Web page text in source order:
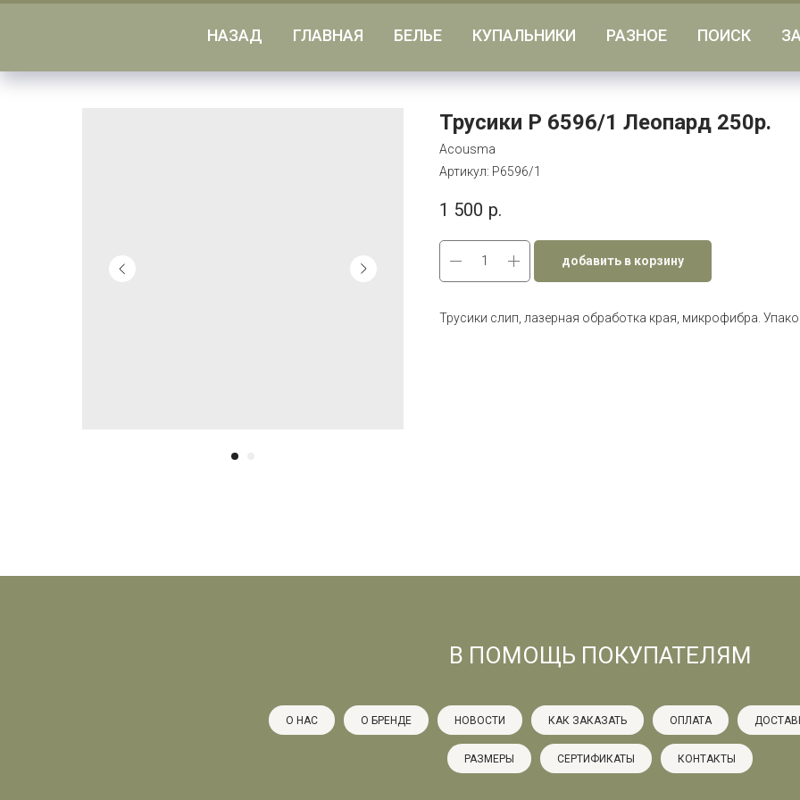
НАЗАД ГЛАВНАЯ БЕЛЬЕ КУПАЛЬНИКИ РАЗНОЕ ПОИСК
Трусики Р 6596/1 Леопард 250р.
Acousma
Артикул: P6596/1
1 500 р.
добавить в корзину
Трусики слип, лазерная обработка края, микрофибра.
В ПОМОЩЬ ПОКУПАТЕЛЯМ
О НАС О БРЕНДЕ НОВОСТИ КАК ЗАКАЗАТЬ ОПЛАТА
РАЗМЕРЫ СЕРТИФИКАТЫ КОНТАКТЫ